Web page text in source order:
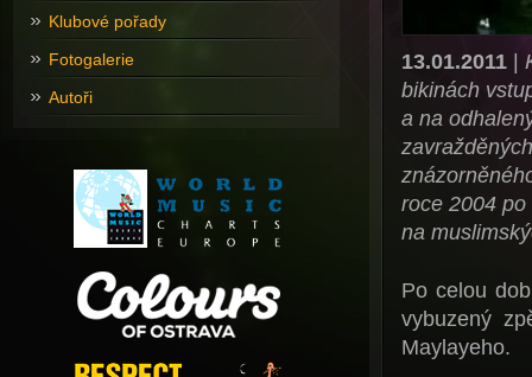
13.01.2011|
bikinách
a na
roce 2004
na
Po celou
vybuzený
Maylayeho.
Klubové pořady
Fotogalerie
Autoři